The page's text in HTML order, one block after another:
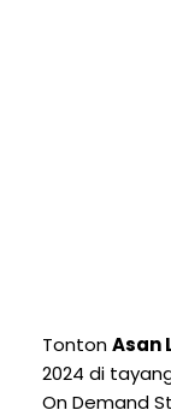
TontonAsan
2024 di
On Demand